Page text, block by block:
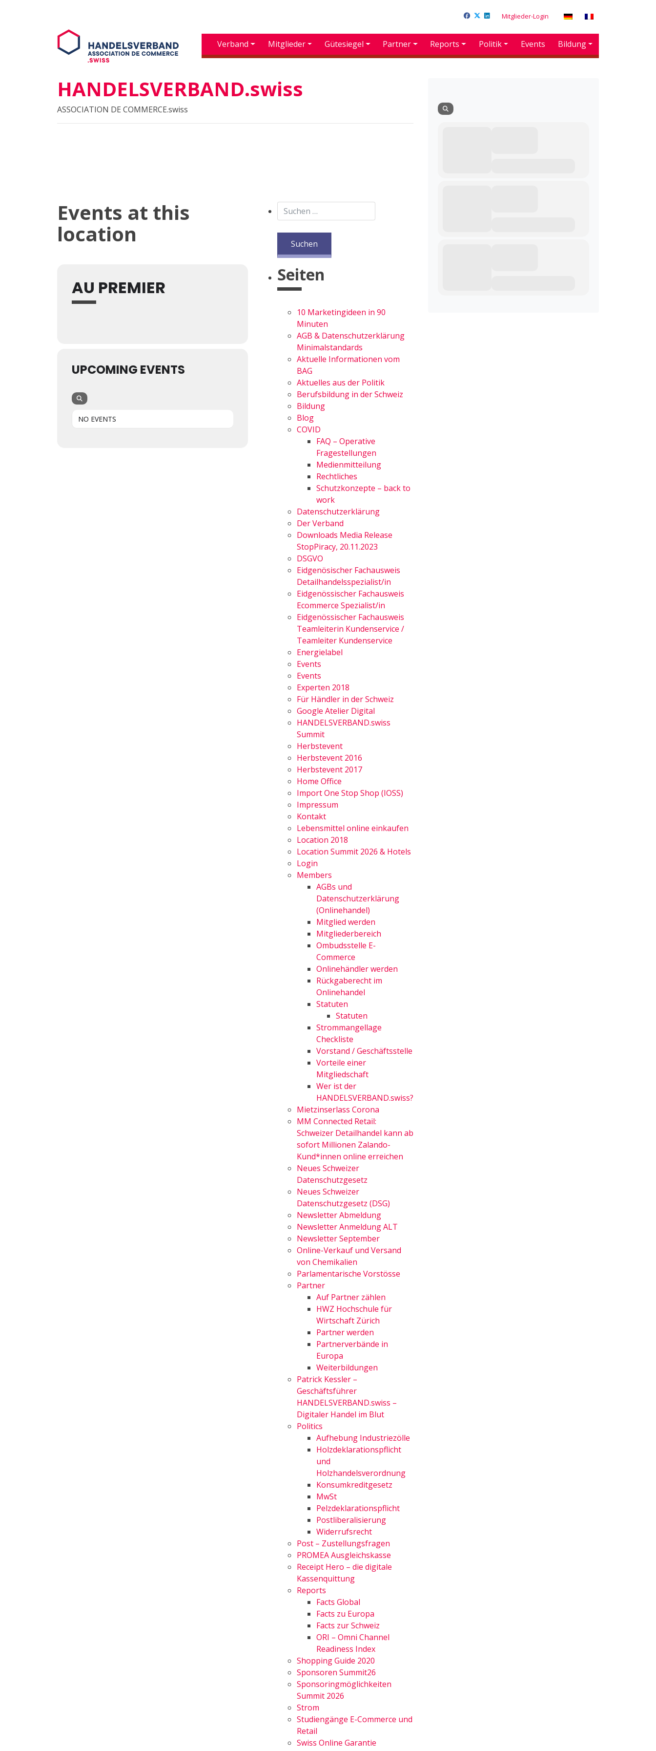
Mitglieder-Login
Verband Mitglieder Gütesiegel Partner Reports Politik Events Bildung
HANDELSVERBAND.swiss
ASSOCIATION DE COMMERCE.swiss
Events at this
location
AU PREMIER
UPCOMING EVENTS
NO EVENTS
Seiten
10 Marketingideen in 90
Minuten
AGB & Datenschutzerklärung
Minimalstandards
Aktuelle Informationen vom
BAG
Aktuelles aus der Politik
Berufsbildung in der Schweiz
Bildung
Blog
COVID
FAQ – Operative
Fragestellungen
Medienmitteilung
Rechtliches
Schutzkonzepte – back to
work
Datenschutzerklärung
Der Verband
Downloads Media Release
StopPiracy, 20.11.2023
DSGVO
Eidgenösischer Fachausweis
Detailhandelsspezialist/in
Eidgenössischer Fachausweis
Ecommerce Spezialist/in
Eidgenössischer Fachausweis
Teamleiterin Kundenservice /
Teamleiter Kundenservice
Energielabel
Events
Events
Experten 2018
Für Händler in der Schweiz
Google Atelier Digital
HANDELSVERBAND.swiss
Summit
Herbstevent
Herbstevent 2016
Herbstevent 2017
Home Office
Import One Stop Shop (IOSS)
Impressum
Kontakt
Lebensmittel online einkaufen
Location 2018
Location Summit 2026 & Hotels
Login
Members
AGBs und
Datenschutzerklärung
(Onlinehandel)
Mitglied werden
Mitgliederbereich
Ombudsstelle E-
Commerce
Onlinehändler werden
Rückgaberecht im
Onlinehandel
Statuten
Statuten
Strommangellage
Checkliste
Vorstand / Geschäftsstelle
Vorteile einer
Mitgliedschaft
Wer ist der
HANDELSVERBAND.swiss?
Mietzinserlass Corona
MM Connected Retail:
Schweizer Detailhandel kann ab
sofort Millionen Zalando-
Kund*innen online erreichen
Neues Schweizer
Datenschutzgesetz
Neues Schweizer
Datenschutzgesetz (DSG)
Newsletter Abmeldung
Newsletter Anmeldung ALT
Newsletter September
Online-Verkauf und Versand
von Chemikalien
Parlamentarische Vorstösse
Partner
Auf Partner zählen
HWZ Hochschule für
Wirtschaft Zürich
Partner werden
Partnerverbände in
Europa
Weiterbildungen
Patrick Kessler –
Geschäftsführer
HANDELSVERBAND.swiss –
Digitaler Handel im Blut
Politics
Aufhebung Industriezölle
Holzdeklarationspflicht
und
Holzhandelsverordnung
Konsumkreditgesetz
MwSt
Pelzdeklarationspflicht
Postliberalisierung
Widerrufsrecht
Post – Zustellungsfragen
PROMEA Ausgleichskasse
Receipt Hero – die digitale
Kassenquittung
Reports
Facts Global
Facts zu Europa
Facts zur Schweiz
ORI – Omni Channel
Readiness Index
Shopping Guide 2020
Sponsoren Summit26
Sponsoringmöglichkeiten
Summit 2026
Strom
Studiengänge E-Commerce und
Retail
Swiss Online Garantie